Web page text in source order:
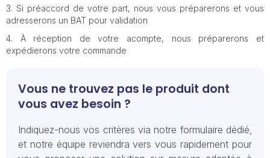
Si préaccord de votre part, nous vous préparerons et vous
adresserons un BAT pour validation
À réception de votre acompte, nous préparerons et
expédierons votre commande
Vous ne trouvez pas le produit dont
vous avez besoin ?
Indiquez-nous vos critères via notre formulaire dédié,
et notre équipe reviendra vers vous rapidement pour